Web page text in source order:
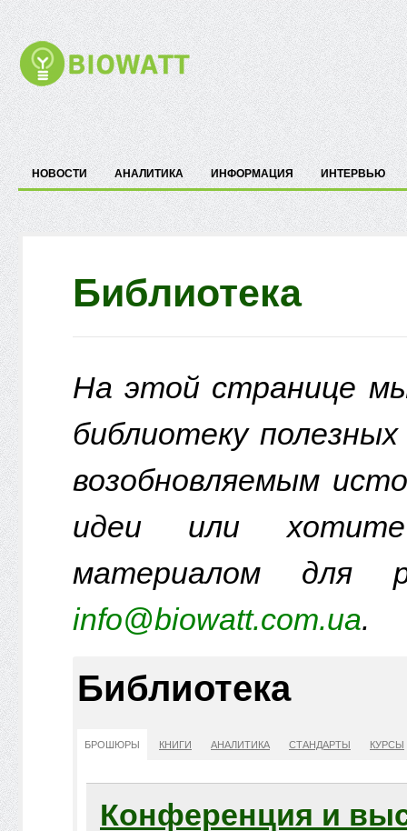
НОВОСТИ АНАЛИТИКА ИНФОРМАЦИЯ ИНТЕРВЬЮ
Библиотека
На этой странице
библиотеку
возобновляемым
идеи или хотите
материалом для
info@biowatt.com.ua.
Библиотека
БРОШЮРЫ КНИГИ АНАЛИТИКА СТАНДАРТЫ КУРСЫ
Конференция и